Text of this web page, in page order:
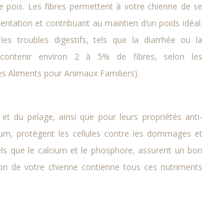
pois. Les fibres permettent à votre chienne de se
et contribuant au maintien d’un poids idéal.
troubles digestifs, tels que la diarrhée ou la
contenir environ 2 à 5% de fibres, selon les
Aliments pour Animaux Familiers).
du pelage, ainsi que pour leurs propriétés anti-
protègent les cellules contre les dommages et
que le calcium et le phosphore, assurent un bon
de votre chienne contienne tous ces nutriments